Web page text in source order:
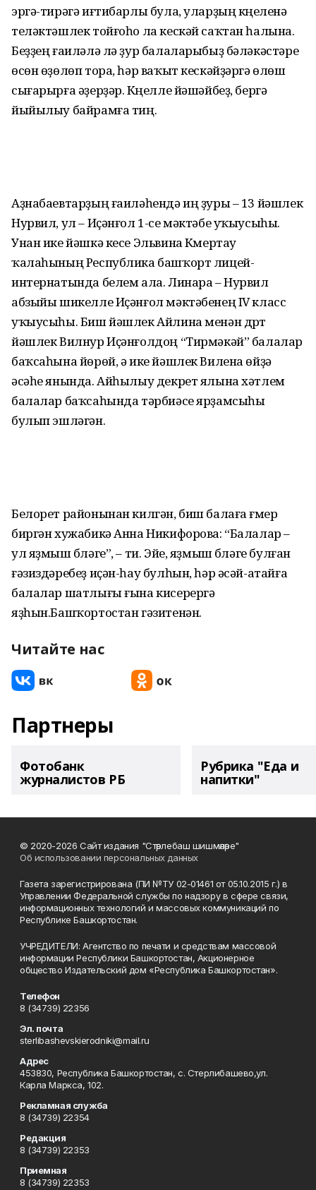
эргә-тирәгә иғтибарлы була, уларҙың күңеленә
теләктәшлек тойғоһо ла кескәй саҡтан һалына.
Беҙҙең ғаиләлә лә ҙур балаларыбыҙ бәләкәстәре
өсөн өҙөлөп тора, һәр ваҡыт кескәйҙәргә өлөш
сығарырға әҙерҙәр. Күңелле йәшәйбеҙ, бергә
йыйылыу байрамға тиң.
Аҙнабаевтарҙың ғаиләһендә иң ҙуры – 13 йәшлек
Нурвил, ул – Иҫәнғол 1-се мәктәбе уҡыусыһы.
Унан ике йәшкә кесе Эльвина Күмертау
ҡалаһының Республика башҡорт лицей-
интернатында белем ала. Линара – Нурвил
абзыйы шикелле Иҫәнғол мәктәбенең IV класс
уҡыусыһы. Биш йәшлек Айлина менән дүрт
йәшлек Вилнур Иҫәнғолдоң “Тирмәкәй” балалар
баҡсаһына йөрөй, ә ике йәшлек Вилена өйҙә
әсәһе янында. Айһылыу декрет ялына хәтлем
балалар баҡсаһында тәрбиәсе ярҙамсыһы
булып эшләгән.
Белорет районынан килгән, биш балаға ғүмер
биргән хужабикә Анна Никифорова: “Балалар –
ул яҙмыш бүләге”, – ти. Эйе, яҙмыш бүләге булған
ғәзиздәребеҙ иҫән-һау булһын, һәр әсәй-атайға
балалар шатлығы ғына кисерергә
яҙһын.Башҡортостан гәзитенән.
Читайте нас
Партнеры
Фотобанк
журналистов РБ
Рубрика "Еда и
напитки"
© 2020-2026 Сайт издания "Стәрлебаш шишмәләре"
Об использовании персональных данных
Газета зарегистрирована (ПИ №ТУ 02-01461 от 05.10.2015 г.) в
Управлении Федеральной службы по надзору в сфере связи,
информационных технологий и массовых коммуникаций по
Республике Башкортостан.
УЧРЕДИТЕЛИ: Агентство по печати и средствам массовой
информации Республики Башкортостан, Акционерное
общество Издательский дом «Республика Башкортостан».
Телефон
8 (34739) 22356
Эл. почта
sterlibashevskierodniki@mail.ru
Адрес
453830, Республика Башкортостан, c. Стерлибашево,ул.
Карла Маркса, 102.
Рекламная служба
8 (34739) 22354
Редакция
8 (34739) 22353
Приемная
8 (34739) 22353